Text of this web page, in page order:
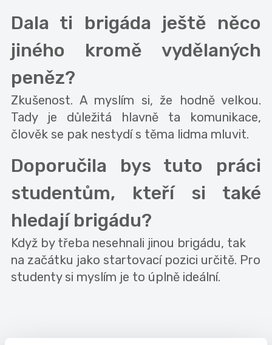
Dala ti brigáda ještě něco
jiného kromě vydělaných
peněz?
Zkušenost. A myslím si, že hodně velkou.
Tady je důležitá hlavně ta komunikace,
člověk se pak nestydí s těma lidma mluvit.
Doporučila bys tuto práci
studentům, kteří si také
hledají brigádu?
Když by třeba nesehnali jinou brigádu, tak
na začátku jako startovací pozici určitě. Pro
studenty si myslím je to úplně ideální.